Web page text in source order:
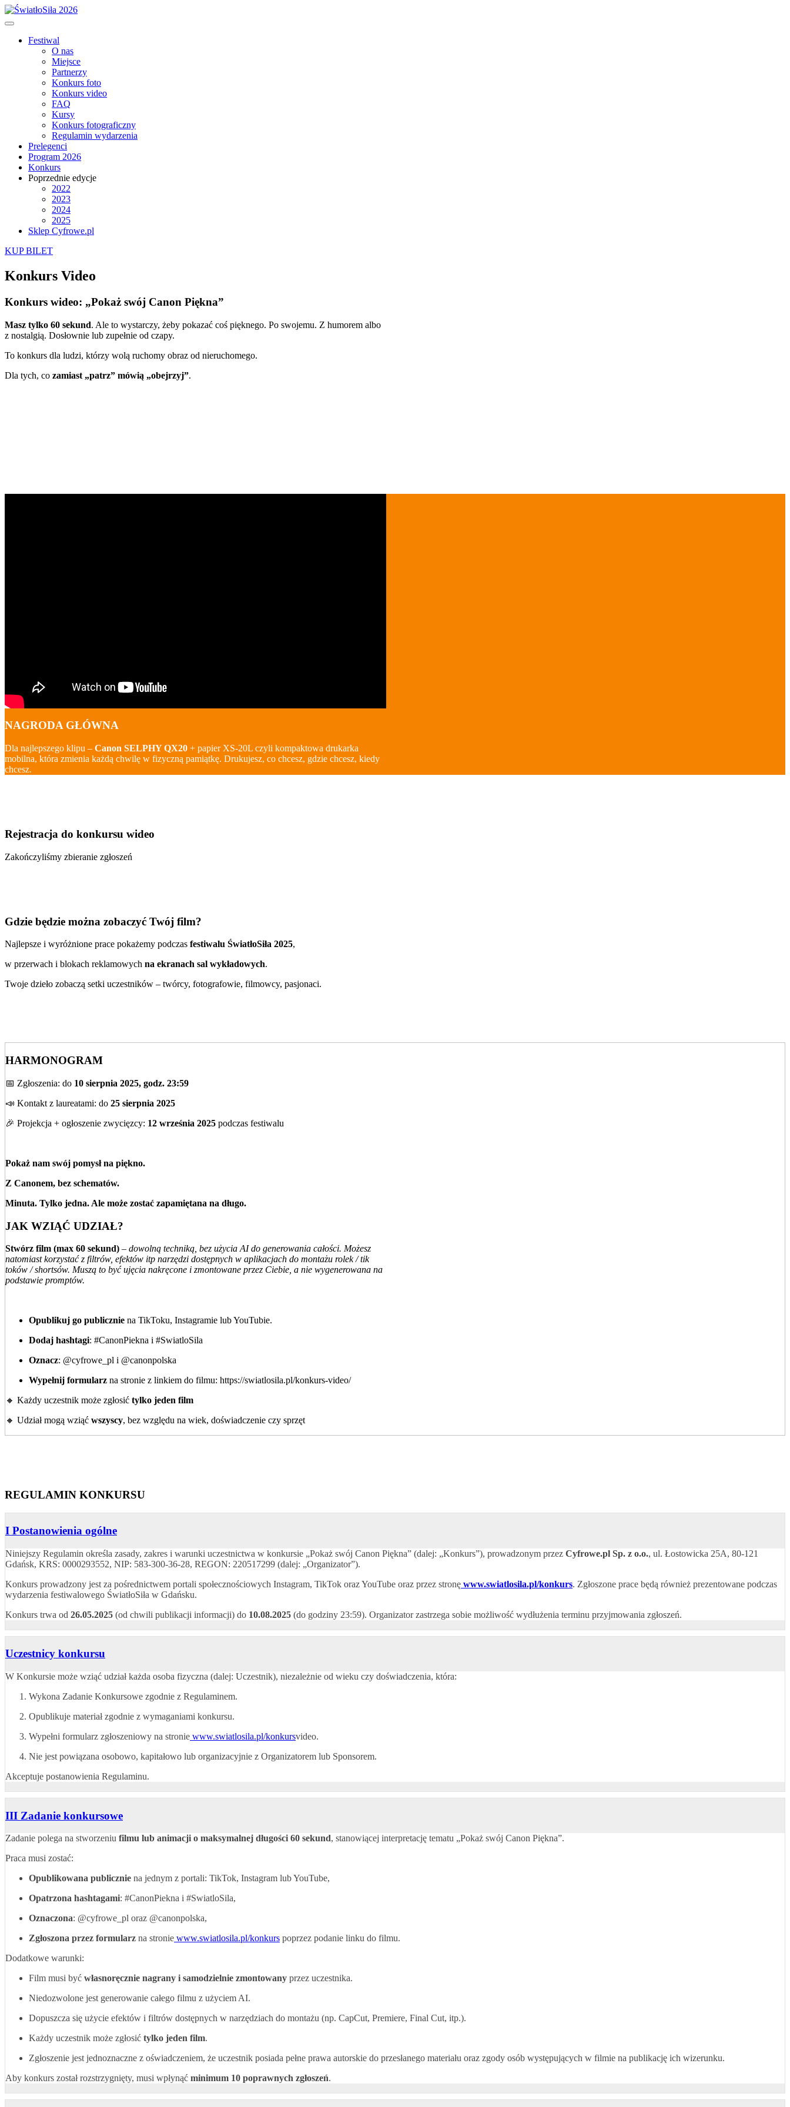
Festiwal
O nas
Miejsce
Partnerzy
Konkurs foto
Konkurs video
FAQ
Kursy
Konkurs fotograficzny
Regulamin wydarzenia
Prelegenci
Program 2026
Konkurs
Poprzednie edycje
2022
2023
2024
2025
Sklep Cyfrowe.pl
KUP BILET
Konkurs Video
Konkurs wideo: „Pokaż swój Canon Piękna”
Masz tylko 60 sekund. Ale to wystarczy, żeby pokazać coś pięknego. Po swojemu. Z humorem albo
z nostalgią. Dosłownie lub zupełnie od czapy.
To konkurs dla ludzi, którzy wolą ruchomy obraz od nieruchomego.
Dla tych, co zamiast „patrz” mówią „obejrzyj”.
NAGRODA GŁÓWNA
Dla najlepszego klipu – Canon SELPHY QX20 + papier XS-20L czyli kompaktowa drukarka
mobilna, która zmienia każdą chwilę w fizyczną pamiątkę. Drukujesz, co chcesz, gdzie chcesz, kiedy
chcesz.
Rejestracja do konkursu wideo
Zakończyliśmy zbieranie zgłoszeń
Gdzie będzie można zobaczyć Twój film?
Najlepsze i wyróżnione prace pokażemy podczas festiwalu ŚwiatłoSiła 2025,
w przerwach i blokach reklamowych na ekranach sal wykładowych.
Twoje dzieło zobaczą setki uczestników – twórcy, fotografowie, filmowcy, pasjonaci.
HARMONOGRAM
📅 Zgłoszenia: do 10 sierpnia 2025, godz. 23:59
📣 Kontakt z laureatami: do 25 sierpnia 2025
🎉 Projekcja + ogłoszenie zwycięzcy: 12 września 2025 podczas festiwalu
Pokaż nam swój pomysł na piękno.
Z Canonem, bez schematów.
Minuta. Tylko jedna. Ale może zostać zapamiętana na długo.
JAK WZIĄĆ UDZIAŁ?
Stwórz film (max 60 sekund) – dowolną techniką, bez użycia AI do generowania całości. Możesz
natomiast korzystać z filtrów, efektów itp narzędzi dostępnych w aplikacjach do montażu rolek / tik
toków / shortsów. Muszą to być ujęcia nakręcone i zmontowane przez Ciebie, a nie wygenerowana na
podstawie promptów.
Opublikuj go publicznie na TikToku, Instagramie lub YouTubie.
Dodaj hashtagi: #CanonPiekna i #SwiatloSila
Oznacz: @cyfrowe_pl i @canonpolska
Wypełnij formularz na stronie z linkiem do filmu: https://swiatlosila.pl/konkurs-video/
🔸 Każdy uczestnik może zgłosić tylko jeden film
🔸 Udział mogą wziąć wszyscy, bez względu na wiek, doświadczenie czy sprzęt
REGULAMIN KONKURSU
I Postanowienia ogólne
Niniejszy Regulamin określa zasady, zakres i warunki uczestnictwa w konkursie „Pokaż swój Canon Piękna” (dalej: „Konkurs”), prowadzonym przez Cyfrowe.pl Sp. z o.o., ul. Łostowicka 25A, 80-121
Gdańsk, KRS: 0000293552, NIP: 583-300-36-28, REGON: 220517299 (dalej: „Organizator”).
Konkurs prowadzony jest za pośrednictwem portali społecznościowych Instagram, TikTok oraz YouTube oraz przez stronę www.swiatlosila.pl/konkurs. Zgłoszone prace będą również prezentowane podczas
wydarzenia festiwalowego ŚwiatłoSiła w Gdańsku.
Konkurs trwa od 26.05.2025 (od chwili publikacji informacji) do 10.08.2025 (do godziny 23:59). Organizator zastrzega sobie możliwość wydłużenia terminu przyjmowania zgłoszeń.
Uczestnicy konkursu
W Konkursie może wziąć udział każda osoba fizyczna (dalej: Uczestnik), niezależnie od wieku czy doświadczenia, która:
Wykona Zadanie Konkursowe zgodnie z Regulaminem.
Opublikuje materiał zgodnie z wymaganiami konkursu.
Wypełni formularz zgłoszeniowy na stronie www.swiatlosila.pl/konkursvideo.
Nie jest powiązana osobowo, kapitałowo lub organizacyjnie z Organizatorem lub Sponsorem.
Akceptuje postanowienia Regulaminu.
III Zadanie konkursowe
Zadanie polega na stworzeniu filmu lub animacji o maksymalnej długości 60 sekund, stanowiącej interpretację tematu „Pokaż swój Canon Piękna”.
Praca musi zostać:
Opublikowana publicznie na jednym z portali: TikTok, Instagram lub YouTube,
Opatrzona hashtagami: #CanonPiekna i #SwiatloSila,
Oznaczona: @cyfrowe_pl oraz @canonpolska,
Zgłoszona przez formularz na stronie www.swiatlosila.pl/konkurs poprzez podanie linku do filmu.
Dodatkowe warunki:
Film musi być własnoręcznie nagrany i samodzielnie zmontowany przez uczestnika.
Niedozwolone jest generowanie całego filmu z użyciem AI.
Dopuszcza się użycie efektów i filtrów dostępnych w narzędziach do montażu (np. CapCut, Premiere, Final Cut, itp.).
Każdy uczestnik może zgłosić tylko jeden film.
Zgłoszenie jest jednoznaczne z oświadczeniem, że uczestnik posiada pełne prawa autorskie do przesłanego materiału oraz zgody osób występujących w filmie na publikację ich wizerunku.
Aby konkurs został rozstrzygnięty, musi wpłynąć minimum 10 poprawnych zgłoszeń.